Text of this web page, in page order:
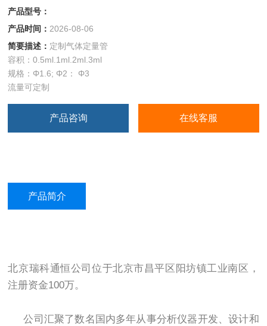
产品型号：
产品时间： 2026-08-06
简要描述： 定制气体定量管
容积：0.5ml.1ml.2ml.3ml
规格：Φ1.6; Φ2： Φ3
流量可定制
产品咨询 在线客服
产品简介
北京瑞科通恒公司位于北京市昌平区阳坊镇工业南区，
注册资金100万。
公司汇聚了数名国内多年从事分析仪器开发、设计和